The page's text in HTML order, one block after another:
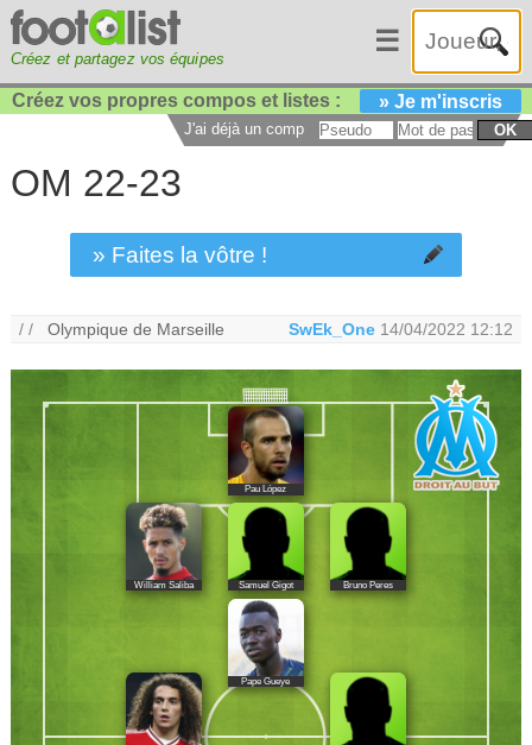
Créez et partagez vos équipes
☰
Créez vos propres compos et listes : » Je m'inscris
J'ai déjà un compte : OK
OM 22-23
» Faites la vôtre !
/ /Olympique de Marseille SwEk_One 14/04/2022 12:12
Pau López
William Saliba Samuel Gigot Bruno Peres
Pape Gueye